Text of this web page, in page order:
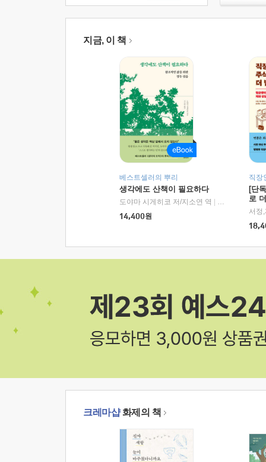
지금, 이 책
베스트셀러의 뿌리
생각에도 산책이 필요하다
도야마 시게히코 저/지소연 역
알에이치코리
14,400원
직장
[단
로
크레마샵화제의 책